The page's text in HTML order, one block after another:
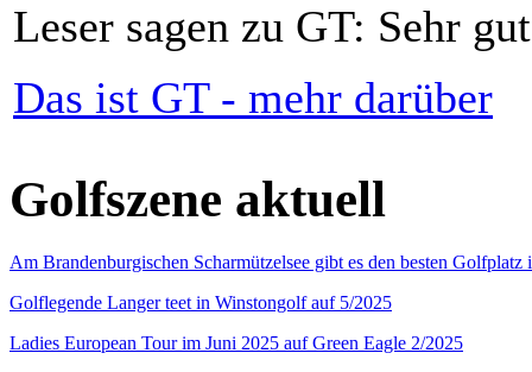
Leser sagen zu GT: Sehr
Das ist GT - mehr darüber
Golfszene aktuell
Am Brandenburgischen Scharmützelsee gibt es den besten
Golflegende Langer teet in Winstongolf auf 5/2025
Ladies European Tour im Juni 2025 auf Green Eagle 2/2025